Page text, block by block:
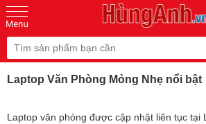
Laptop Văn Phòng Mỏng Nhẹ nổi bật
Laptop văn phòng được cập nhật liên tục tại